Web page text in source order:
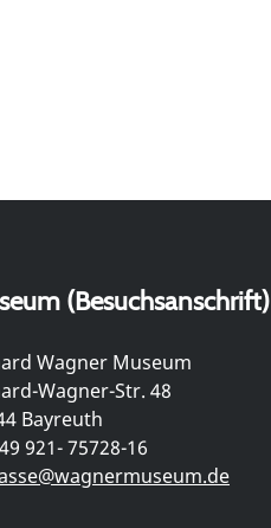
(Besuchsanschrift)
Wagner Museum
Wagner-Str. 48
Bayreuth
921- 75728-16